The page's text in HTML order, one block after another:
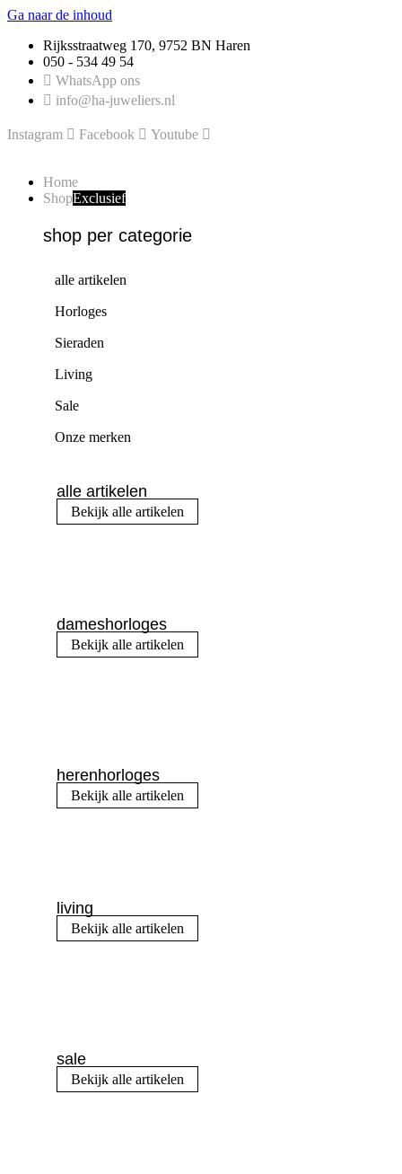
Ga naar de inhoud
Rijksstraatweg 170, 9752 BN Haren
050 - 534 49 54
WhatsApp ons
info@ha-juweliers.nl
Instagram Facebook Youtube
Home
ShopExclusief
shop per categorie
alle artikelen
Horloges
Sieraden
Living
Sale
Onze merken
alle artikelen
Bekijk alle artikelen
dameshorloges
Bekijk alle artikelen
herenhorloges
Bekijk alle artikelen
living
Bekijk alle artikelen
sale
Bekijk alle artikelen